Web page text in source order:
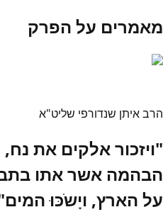
מאמרים על הפרק
הרב איתן שנדורפי שליט"א
"ויזכור אלקים את
הבהמה אשר אתו
על הארץ, ויָשֹכּוּ